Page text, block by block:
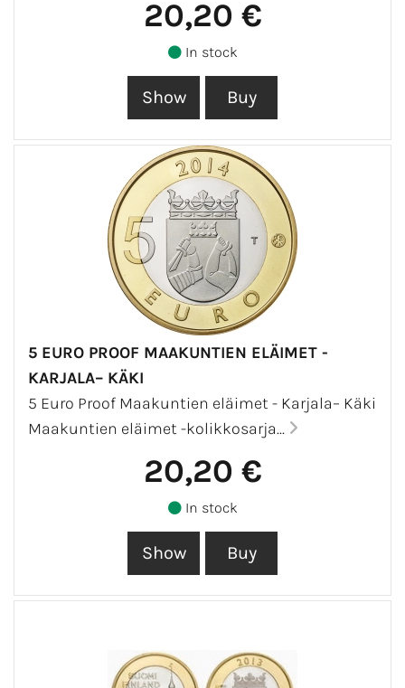
20,20 €
In stock
5 EURO PROOF MAAKUNTIEN ELÄIMET -
KARJALA– KÄKI
5 Euro Proof Maakuntien eläimet - Karjala– Käki
Maakuntien eläimet -kolikkosarja...
20,20 €
In stock